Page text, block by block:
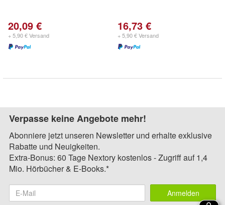
20,09 €
+ 5,90 € Versand
16,73 €
+ 5,90 € Versand
Verpasse keine Angebote mehr!
Abonniere jetzt unseren Newsletter und erhalte exklusive
Rabatte und Neuigkeiten.
Extra-Bonus: 60 Tage Nextory kostenlos - Zugriff auf 1,4
Mio. Hörbücher & E-Books.*
Anmelden